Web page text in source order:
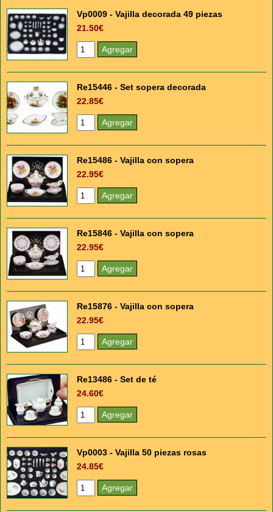
Vp0009 - Vajilla decorada 49 piezas
21.50€
Re15446 - Set sopera decorada
22.85€
Re15486 - Vajilla con sopera
22.95€
Re15846 - Vajilla con sopera
22.95€
Re15876 - Vajilla con sopera
22.95€
Re13486 - Set de té
24.60€
Vp0003 - Vajilla 50 piezas rosas
24.85€